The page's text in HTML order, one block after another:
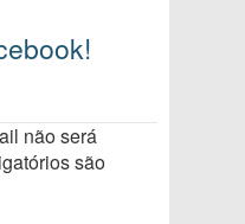
não será
são